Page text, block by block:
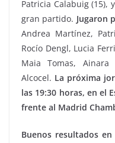
Patricia Calabuig (15),
gran partido. Jugaron
Andrea Martínez,
Rocío Dengl, Lucia
Maia Tomas,
Alcocel. La próxima
las 19:30 horas, en el
frente al Madrid
Buenos resultados